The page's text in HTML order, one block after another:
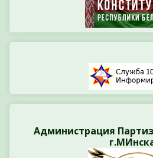
Администрация